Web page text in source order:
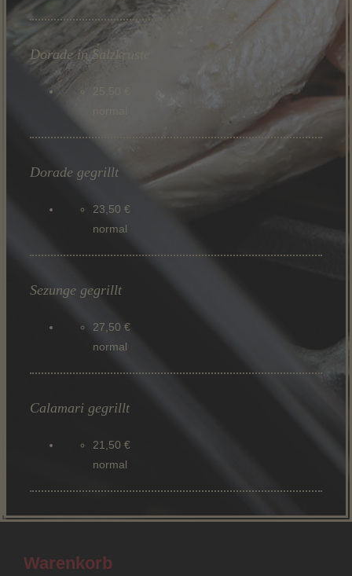
Dorade in Salzkruste
Dorade gegrillt
23,50 €
normal
Sezunge gegrillt
27,50 €
normal
Calamari gegrillt
21,50 €
normal
Warenkorb